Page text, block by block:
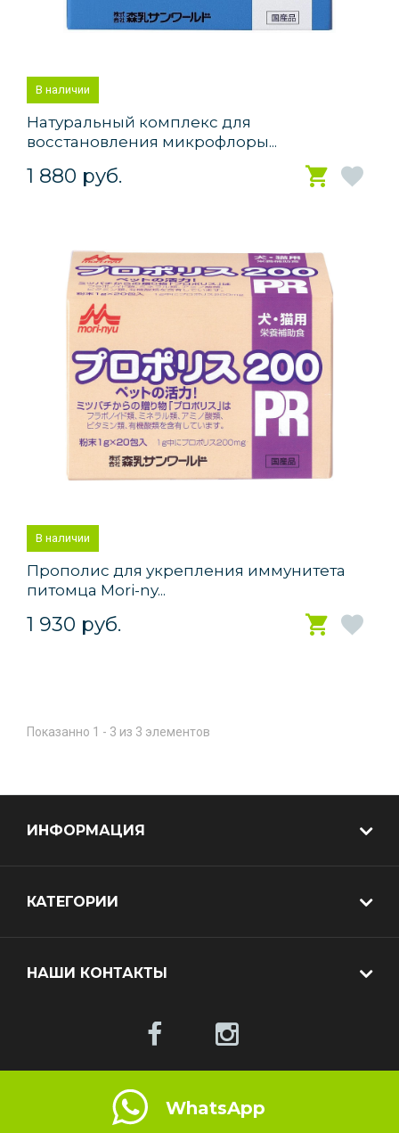
В наличии
Натуральный комплекс для
восстановления микрофлоры...
1 880 руб.
В наличии
Прополис для укрепления иммунитета
питомца Mori-ny...
1 930 руб.
Показанно 1 - 3 из 3 элементов
ИНФОРМАЦИЯ
КАТЕГОРИИ
НАШИ КОНТАКТЫ
WhatsApp